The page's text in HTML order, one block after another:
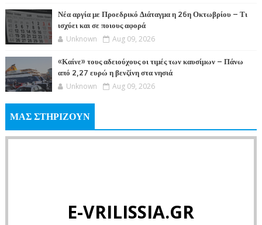
Νέα αργία με Προεδρικό Διάταγμα η 26η Οκτωβρίου – Τι
ισχύει και σε ποιους αφορά
Unknown Aug 09, 2026
«Καίνε» τους αδειούχους οι τιμές των καυσίμων – Πάνω
από 2,27 ευρώ η βενζίνη στα νησιά
Unknown Aug 09, 2026
ΜΑΣ ΣΤΗΡΙΖΟΥΝ
E-VRILISSIA.GR